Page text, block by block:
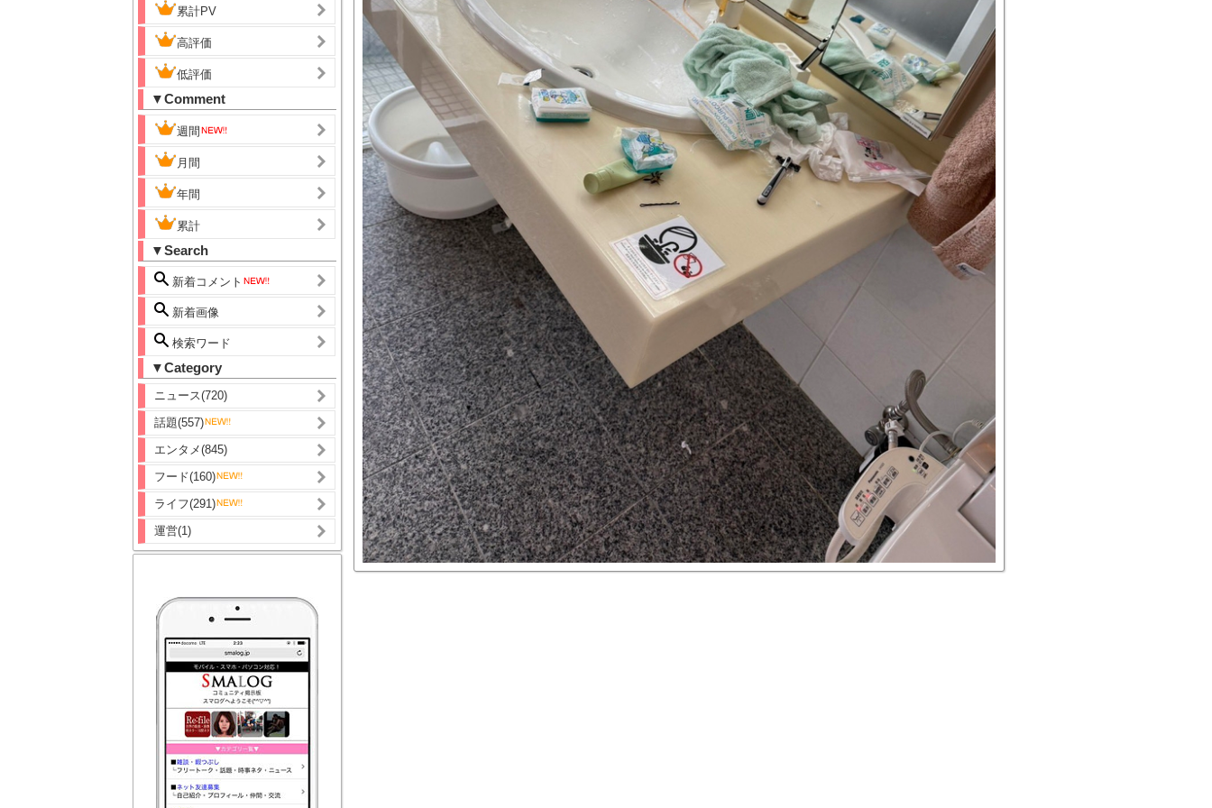
累計PV
高評価
低評価
▼Comment
週間
月間
年間
累計
▼Search
新着コメント
新着画像
検索ワード
▼Category
ニュース(720)
話題(557)
エンタメ(845)
フード(160)
ライフ(291)
運営(1)